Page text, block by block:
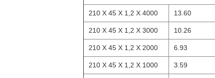
210 X 45 X 1,2 X 4000 13.60
210 X 45 X 1,2 X 3000 10.26
210 X 45 X 1,2 X 2000 6.93
210 X 45 X 1,2 X 1000 3.59